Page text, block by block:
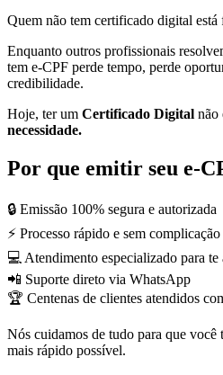
Quem não tem certificado digital está
Enquanto outros profissionais
tem e-CPF perde tempo, perde
credibilidade.
Hoje, ter um Certificado Digital não
necessidade.
Por que emitir seu e-
🔒 Emissão 100% segura e autorizada
⚡ Processo rápido e sem complicação
💻 Atendimento especializado para te
📲 Suporte direto via WhatsApp
🏆 Centenas de clientes atendidos
Nós cuidamos de tudo para que
mais rápido possível.